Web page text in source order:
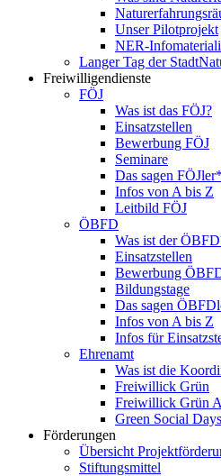
Unser Pilotprojekt
NER-
Langer Tag der
Freiwilligendienste
FÖJ
Was ist das FÖJ?
Einsatzstellen
Bewerbung FÖJ
Seminare
Das sagen
Infos von A bis Z
Leitbild FÖJ
ÖBFD
Was ist der
Einsatzstellen
Bewerbung
Bildungstage
Das sagen
Infos von A bis Z
Infos für
Ehrenamt
Was ist die
Freiwillick Grün
Freiwillick Grün
Green Social Days
Förderungen
Übersicht
Stiftungsmittel